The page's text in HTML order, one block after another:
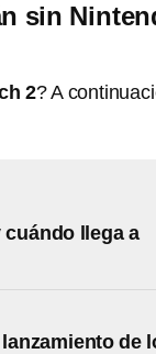
sin
2? A
llega a
de